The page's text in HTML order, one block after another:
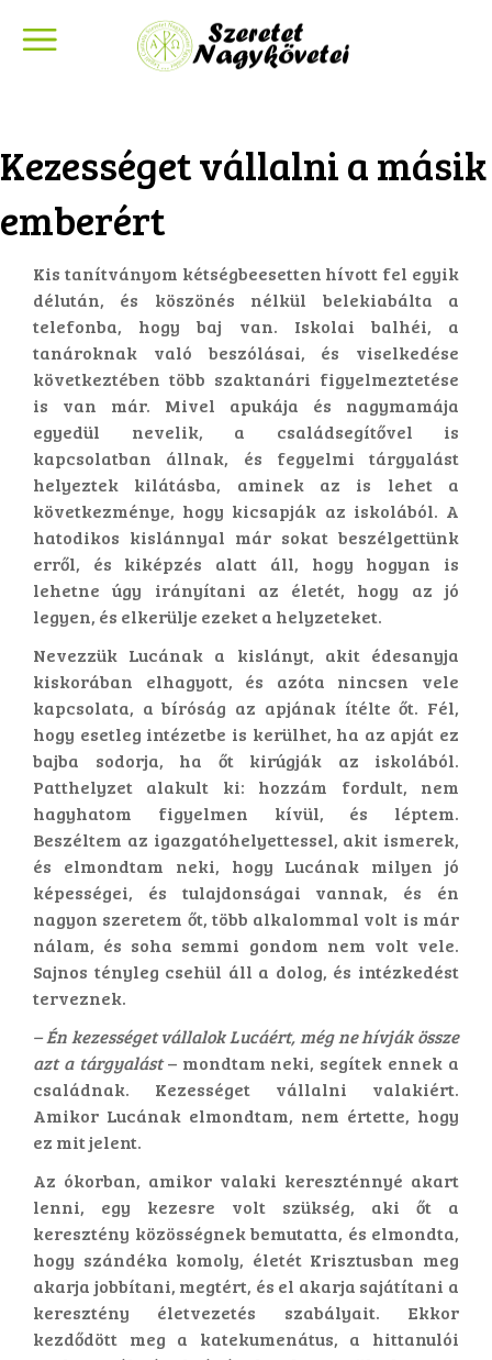
Kezességet vállalni a másik
emberért
Kis tanítványom kétségbeesetten hívott fel egyik
délután, és köszönés nélkül belekiabálta a
telefonba, hogy baj van. Iskolai balhéi, a
tanároknak való beszólásai, és viselkedése
következtében több szaktanári figyelmeztetése
is van már. Mivel apukája és nagymamája
egyedül nevelik, a családsegítővel is
kapcsolatban állnak, és fegyelmi tárgyalást
helyeztek kilátásba, aminek az is lehet a
következménye, hogy kicsapják az iskolából. A
hatodikos kislánnyal már sokat beszélgettünk
erről, és kiképzés alatt áll, hogy hogyan is
lehetne úgy irányítani az életét, hogy az jó
legyen, és elkerülje ezeket a helyzeteket.
Nevezzük Lucának a kislányt, akit édesanyja
kiskorában elhagyott, és azóta nincsen vele
kapcsolata, a bíróság az apjának ítélte őt. Fél,
hogy esetleg intézetbe is kerülhet, ha az apját ez
bajba sodorja, ha őt kirúgják az iskolából.
Patthelyzet alakult ki: hozzám fordult, nem
hagyhatom figyelmen kívül, és léptem.
Beszéltem az igazgatóhelyettessel, akit ismerek,
és elmondtam neki, hogy Lucának milyen jó
képességei, és tulajdonságai vannak, és én
nagyon szeretem őt, több alkalommal volt is már
nálam, és soha semmi gondom nem volt vele.
Sajnos tényleg csehül áll a dolog, és intézkedést
terveznek.
– Én kezességet vállalok Lucáért, még ne hívják össze
azt a tárgyalást– mondtam neki, segítek ennek a
családnak. Kezességet vállalni valakiért.
Amikor Lucának elmondtam, nem értette, hogy
ez mit jelent.
Az ókorban, amikor valaki kereszténnyé akart
lenni, egy kezesre volt szükség, aki őt a
keresztény közösségnek bemutatta, és elmondta,
hogy szándéka komoly, életét Krisztusban meg
akarja jobbítani, megtért, és el akarja sajátítani a
keresztény életvezetés szabályait. Ekkor
kezdődött meg a katekumenátus, a hittanulói